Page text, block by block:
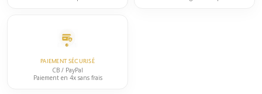
PAIEMENT SÉCURISÉ
CB / PayPal
Paiement en 4x sans frais